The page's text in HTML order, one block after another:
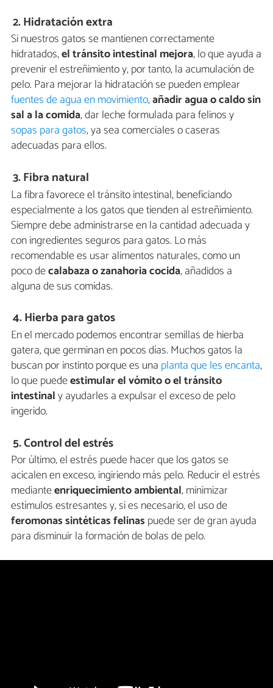
2. Hidratación extra
Si nuestros gatos se mantienen correctamente
hidratados,el tránsito intestinal mejora, lo que ayuda a
prevenir el estreñimiento y, por tanto, la acumulación de
pelo. Para mejorar la hidratación se pueden emplear
fuentes de agua en movimiento,añadir agua o caldo sin
sal a la comida, dar leche formulada para felinos y
sopas para gatos, ya sea comerciales o caseras
adecuadas para ellos.
3. Fibra natural
La fibra favorece el tránsito intestinal, beneficiando
especialmente a los gatos que tienden al estreñimiento.
Siempre debe administrarse en la cantidad adecuada y
con ingredientes seguros para gatos. Lo más
recomendable es usar alimentos naturales, como un
poco decalabaza o zanahoria cocida, añadidos a
alguna de sus comidas.
4. Hierba para gatos
En el mercado podemos encontrar semillas de hierba
gatera, que germinan en pocos días. Muchos gatos la
buscan por instinto porque es una planta que les encanta,
lo que puedeestimular el vómito o el tránsito
intestinaly ayudarles a expulsar el exceso de pelo
ingerido.
5. Control del estrés
Por último, el estrés puede hacer que los gatos se
acicalen en exceso, ingiriendo más pelo. Reducir el estrés
medianteenriquecimiento ambiental, minimizar
estímulos estresantes y, si es necesario, el uso de
feromonas sintéticas felinas puede ser de gran ayuda
para disminuir la formación de bolas de pelo.